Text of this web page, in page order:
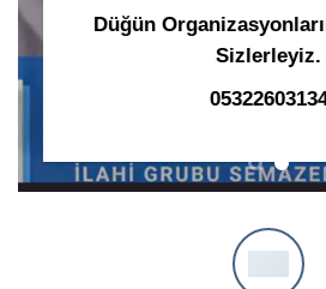
Düğün
Sizlerleyiz.